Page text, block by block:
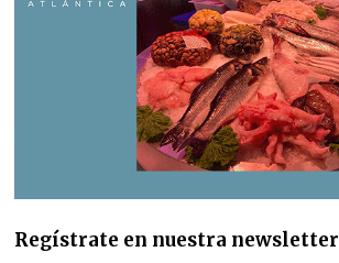
Regístrate en nuestra newsletter